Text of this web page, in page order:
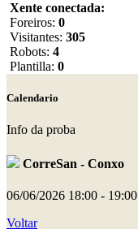
Xente conectada:
Foreiros: 0
Visitantes: 305
Robots: 4
Plantilla: 0
Calendario
Info da proba
CorreSan - Conxo
06/06/2026 18:00 - 19:00
Voltar